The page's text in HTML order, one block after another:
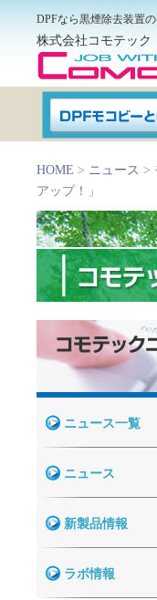
DPFなら黒煙除去装置
株式会社コモテック
HOME > ニュース >
アップ！」
ニュース一覧
ニュース
新製品情報
ラボ情報